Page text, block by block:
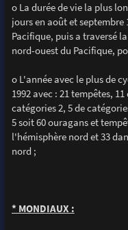
o La durée de vie la plus
jours en août et septembre
Pacifique, puis a traversé
nord-ouest du Pacifique,
o L'année avec le plus de
1992 avec : 21 tempêtes,
catégories 2, 5 de
5 soit 60 ouragans et
l'hémisphère nord et 33
nord ;
* MONDIAUX :